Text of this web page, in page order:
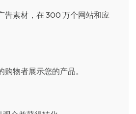
告素材，在 300 万个网站和应
购物者展示您的产品。